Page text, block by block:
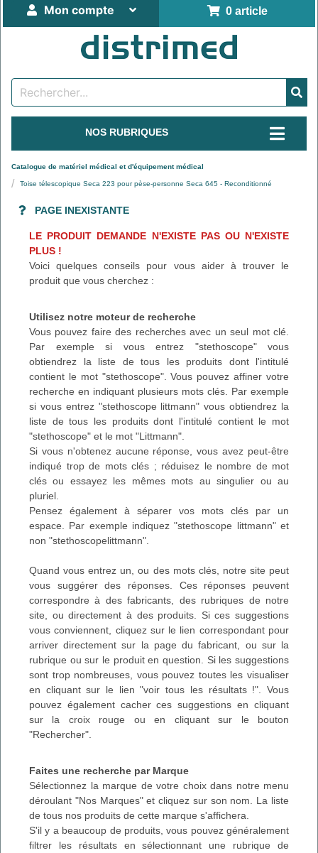
0 article
Mon compte
NOS RUBRIQUES
Catalogue de matériel médical et d'équipement médical
Toise télescopique Seca 223 pour pèse-personne Seca 645 - Reconditionné
PAGE INEXISTANTE
LE PRODUIT DEMANDE N'EXISTE PAS OU N'EXISTE
PLUS !
Voici quelques conseils pour vous aider à trouver le
produit que vous cherchez :
Utilisez notre moteur de recherche
Vous pouvez faire des recherches avec un seul mot clé.
Par exemple si vous entrez "stethoscope" vous
obtiendrez la liste de tous les produits dont l'intitulé
contient le mot "stethoscope". Vous pouvez affiner votre
recherche en indiquant plusieurs mots clés. Par exemple
si vous entrez "stethoscope littmann" vous obtiendrez la
liste de tous les produits dont l'intitulé contient le mot
"stethoscope" et le mot "Littmann".
Si vous n'obtenez aucune réponse, vous avez peut-être
indiqué trop de mots clés ; réduisez le nombre de mot
clés ou essayez les mêmes mots au singulier ou au
pluriel.
Pensez également à séparer vos mots clés par un
espace. Par exemple indiquez "stethoscope littmann" et
non "stethoscopelittmann".
Quand vous entrez un, ou des mots clés, notre site peut
vous suggérer des réponses. Ces réponses peuvent
correspondre à des fabricants, des rubriques de notre
site, ou directement à des produits. Si ces suggestions
vous conviennent, cliquez sur le lien correspondant pour
arriver directement sur la page du fabricant, ou sur la
rubrique ou sur le produit en question. Si les suggestions
sont trop nombreuses, vous pouvez toutes les visualiser
en cliquant sur le lien "voir tous les résultats !". Vous
pouvez également cacher ces suggestions en cliquant
sur la croix rouge ou en cliquant sur le bouton
"Rechercher".
Faites une recherche par Marque
Sélectionnez la marque de votre choix dans notre menu
déroulant "Nos Marques" et cliquez sur son nom. La liste
de tous nos produits de cette marque s'affichera.
S'il y a beaucoup de produits, vous pouvez généralement
filtrer les résultats en sélectionnant une rubrique de